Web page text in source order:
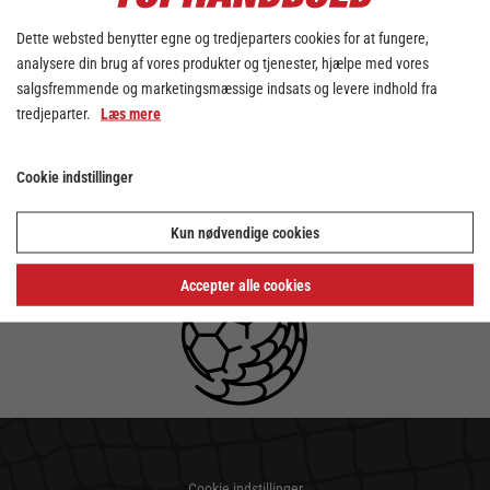
Dette websted benytter egne og tredjeparters cookies for at fungere,
analysere din brug af vores produkter og tjenester, hjælpe med vores
salgsfremmende og marketingsmæssige indsats og levere indhold fra
tredjeparter. Læs mere
Cookie indstillinger
Kun nødvendige cookies
Accepter alle cookies